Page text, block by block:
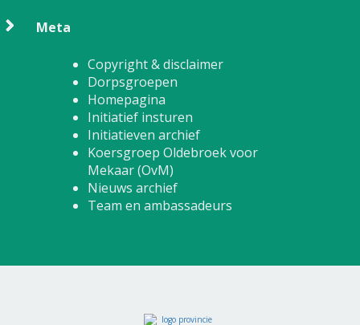
Meta
Copyright & disclaimer
Dorpsgroepen
Homepagina
Initiatief insturen
Initiatieven archief
Koersgroep Oldebroek voor
Mekaar (OvM)
Nieuws archief
Team en ambassadeurs